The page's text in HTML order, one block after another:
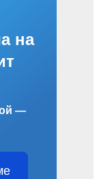
на
—